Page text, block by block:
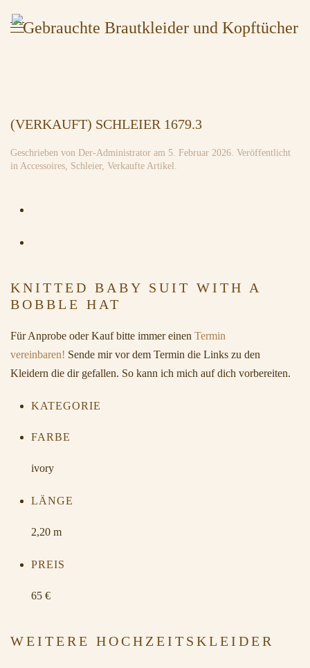
(VERKAUFT) SCHLEIER 1679.3
Geschrieben von Der-Administrator am 5. Februar 2026. Veröffentlicht
in Accessoires, Schleier, Verkaufte Artikel .
KNITTED BABY SUIT WITH A
BOBBLE HAT
Für Anprobe oder Kauf bitte immer einen Termin
vereinbaren! Sende mir vor dem Termin die Links zu den
Kleidern die dir gefallen. So kann ich mich auf dich vorbereiten.
KATEGORIE
FARBE
ivory
LÄNGE
2,20 m
PREIS
65 €
WEITERE HOCHZEITSKLEIDER